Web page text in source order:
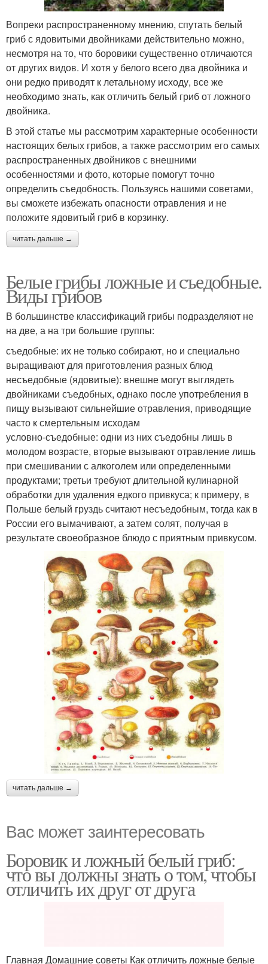
Вопреки распространенному мнению, спутать белый
гриб с ядовитыми двойниками действительно можно,
несмотря на то, что боровики существенно отличаются
от других видов. И хотя у белого всего два двойника и
они редко приводят к летальному исходу, все же
необходимо знать, как отличить белый гриб от ложного
двойника.
В этой статье мы рассмотрим характерные особенности
настоящих белых грибов, а также рассмотрим его самых
распространенных двойников с внешними
особенностями и фото, которые помогут точно
определить съедобность. Пользуясь нашими советами,
вы сможете избежать опасности отравления и не
положите ядовитый гриб в корзинку.
читать дальше →
Белые грибы ложные и съедобные.
Виды грибов
В большинстве классификаций грибы подразделяют не
на две, а на три большие группы:
съедобные: их не только собирают, но и специально
выращивают для приготовления разных блюд
несъедобные (ядовитые): внешне могут выглядеть
двойниками съедобных, однако после употребления в
пищу вызывают сильнейшие отравления, приводящие
часто к смертельным исходам
условно-съедобные: одни из них съедобны лишь в
молодом возрасте, вторые вызывают отравление лишь
при смешивании с алкоголем или определенными
продуктами; третьи требуют длительной кулинарной
обработки для удаления едкого привкуса; к примеру, в
Польше белый груздь считают несъедобным, тогда как в
России его вымачивают, а затем солят, получая в
результате своеобразное блюдо с приятным привкусом.
читать дальше →
Вас может заинтересовать
Боровик и ложный белый гриб:
что вы должны знать о том, чтобы
отличить их друг от друга
Главная Домашние советы Как отличить ложные белые